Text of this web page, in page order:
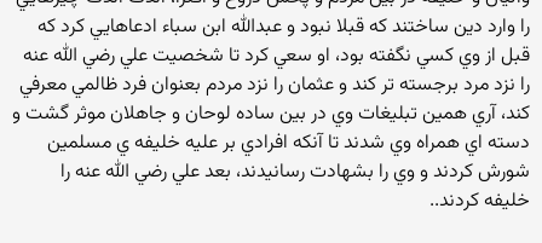
را وارد دين ساختند که قبلا نبود و عبدالله ابن سباء ادعاهايي کرد که
قبل از وي کسي نگفته بود، او سعي کرد تا شخصيت علي رضي الله عنه
را نزد مرد برجسته تر کند و عثمان را نزد مردم بعنوان فرد ظالمي معرفي
کند، آري همين تبليغات وي در بين ساده لوحان و جاهلان موثر گشت و
دسته اي همراه وي شدند تا آنکه افرادي بر عليه خليفه ي مسلمين
شورش کردند و وي را بشهادت رسانيدند، بعد علي رضي الله عنه را
خليفه کردند..